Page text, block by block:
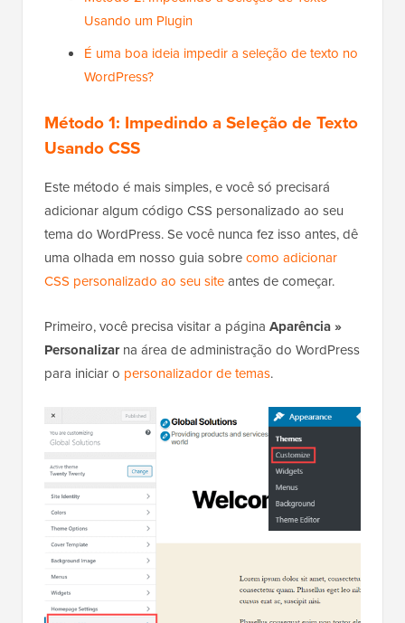
Usando um Plugin
É uma boa ideia impedir a seleção de texto no
WordPress?
Método 1: Impedindo a Seleção de Texto
Usando CSS
Este método é mais simples, e você só precisará
adicionar algum código CSS personalizado ao seu
tema do WordPress. Se você nunca fez isso antes, dê
uma olhada em nosso guia sobrecomo adicionar
CSS personalizado ao seu siteantes de começar.
Primeiro, você precisa visitar a página Aparência »
Personalizarna área de administração do WordPress
para iniciar o personalizador de temas.